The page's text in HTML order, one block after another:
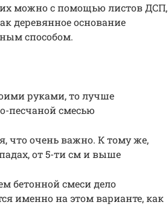
их можно с помощью листов ДСП,
деревянное основание
способом.
руками, то лучше
песчаной смесью
что очень важно. К тому же,
от 5-ти см и выше
бетонной смеси дело
именно на этом варианте, как